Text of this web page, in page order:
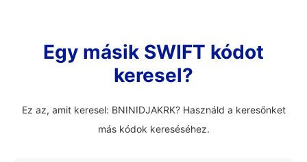
Egy másik SWIFT kódot
keresel?
Ez az, amit keresel: BNINIDJAKRK? Használd a keresőnket
más kódok kereséséhez.